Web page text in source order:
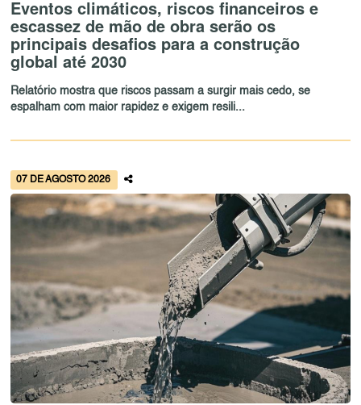
Eventos climáticos, riscos financeiros e
escassez de mão de obra serão os
principais desafios para a construção
global até 2030
Relatório mostra que riscos passam a surgir mais cedo, se
espalham com maior rapidez e exigem resili...
07 DE AGOSTO 2026